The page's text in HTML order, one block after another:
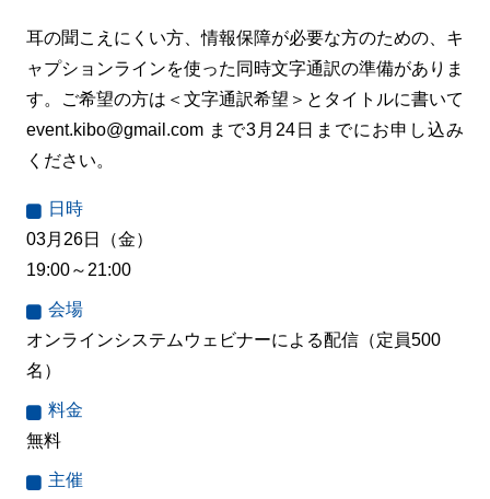
耳の聞こえにくい方、情報保障が必要な方のための、キ
ャプションラインを使った同時文字通訳の準備がありま
す。ご希望の方は＜文字通訳希望＞とタイトルに書いて
event.kibo@gmail.com まで3月24日までにお申し込み
ください。
日時
03月26日（金）
19:00～21:00
会場
オンラインシステムウェビナーによる配信（定員500
名）
料金
無料
主催